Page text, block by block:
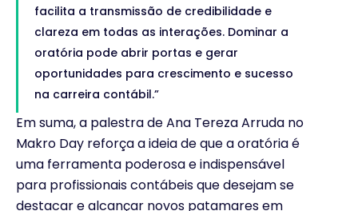
facilita a transmissão de credibilidade e
clareza em todas as interações. Dominar a
oratória pode abrir portas e gerar
oportunidades para crescimento e sucesso
na carreira contábil.”
Em suma, a palestra de Ana Tereza Arruda no
Makro Day reforça a ideia de que a oratória é
uma ferramenta poderosa e indispensável
para profissionais contábeis que desejam se
destacar e alcançar novos patamares em